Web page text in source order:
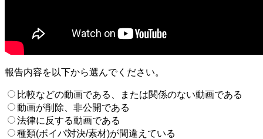
報告内容を以下から選んでください。
比較などの動画である、または関係のない動画である
動画が削除、非公開である
法律に反する動画である
種類(ボイパ対決/素材)が間違えている